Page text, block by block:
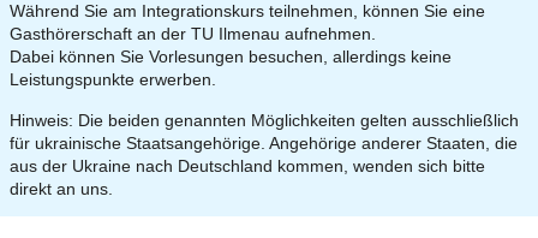
Während Sie am Integrationskurs teilnehmen, können Sie eine
Gasthörerschaft an der TU Ilmenau aufnehmen.
Dabei können Sie Vorlesungen besuchen, allerdings keine
Leistungspunkte erwerben.
Hinweis: Die beiden genannten Möglichkeiten gelten ausschließlich
für ukrainische Staatsangehörige. Angehörige anderer Staaten, die
aus der Ukraine nach Deutschland kommen, wenden sich bitte
direkt an uns.